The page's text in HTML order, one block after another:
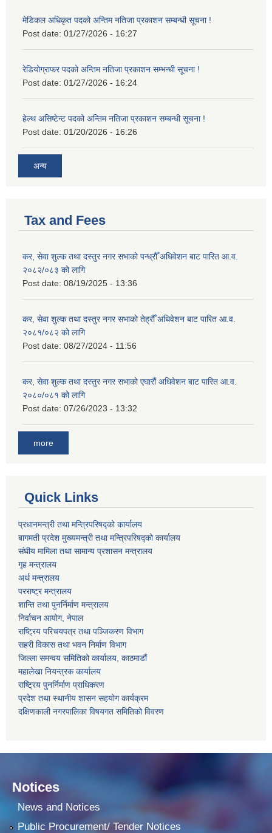
मेडिकल अधिकृत पदको अन्तिम नतिजा प्रकाशन सम्बन्धी सूचना !
Post date: 01/27/2026 - 16:27
रेडियोग्राफर पदको अन्तिम नतिजा प्रकाशन सम्भन्धी सूचना !
Post date: 01/27/2026 - 16:24
हेल्थ असिष्टेन्ट पदको अन्तिम नतिजा प्रकाशन सम्बन्धी सूचना !
Post date: 01/20/2026 - 16:26
अन्य
Tax and Fees
कर, सेवा शुल्क तथा दस्तुर नगर सभाको पन्ध्रौँ अधिवेशन बाट पारित आ.व.
२०८२/०८३ को लागि
Post date: 08/19/2025 - 13:36
कर, सेवा शुल्क तथा दस्तुर नगर सभाको तेह्रौँ अधिवेशन बाट पारित आ.व.
२०८१/०८२ को लागि
Post date: 08/27/2024 - 11:56
कर, सेवा शुल्क तथा दस्तुर नगर सभाको एघारौं अधिवेशन बाट पारित आ.व.
२०८०/०८१ को लागि
Post date: 07/26/2023 - 13:32
more
Quick Links
प्रधानमन्त्री तथा मन्त्रिपरिषद्को कार्यालय
बागमती प्रदेश मुख्यमन्त्री तथा मन्त्रिपरिषद्को कार्यालय
संघीय मामिला तथा सामान्य प्रशासन मन्त्रालय
गृह मन्त्रालय
अर्थ मन्त्रालय
परराष्ट्र मन्त्रालय
शान्ति तथा पुनर्निर्माण मन्त्रालय
निर्वाचन आयोग, नेपाल
राष्ट्रिय परिचयपत्र तथा पञ्जिकरण विभाग
सहरी विकास तथा भवन निर्माण विभाग
जिल्ला समन्वय समितिको कार्यालय, काठमाडौं
महालेखा नियन्त्रक कार्यालय
राष्ट्रिय पुनर्निर्माण प्राधिकरण
प्रदेश तथा स्थानीय शासन सहयोग कार्यक्रम
दक्षिणकाली नगरपालिका विषयगत समितिको विवरण
Notices
News and Notices
Public Procurement/ Tender Notices